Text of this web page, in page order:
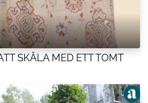
SKÅLA MED ETT TOMT